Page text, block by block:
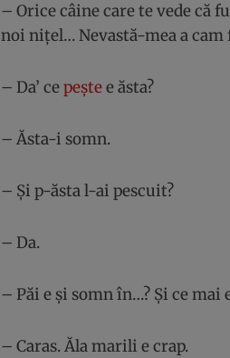
– Orice câine care te vede că
noi nițel… Nevastă-mea a
– Da’ cepeștee ăsta?
– Ăsta-i somn.
– Și p-ăsta l-ai pescuit?
– Da.
– Păi e și somn în…? Și ce mai
– Caras. Ăla marili e crap.